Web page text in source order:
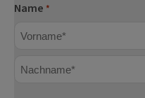
Name *